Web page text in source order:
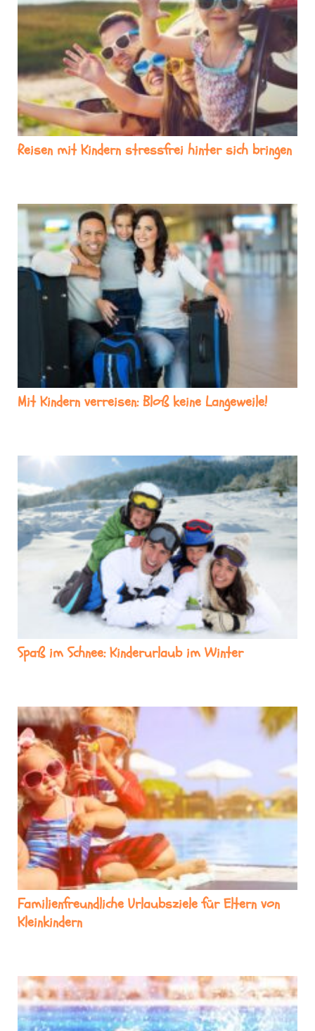
Reisen mit Kindern stressfrei hinter sich bringen
Mit Kindern verreisen: Bloß keine Langeweile!
Spaß im Schnee: Kinderurlaub im Winter
Familienfreundliche Urlaubsziele für Eltern von
Kleinkindern